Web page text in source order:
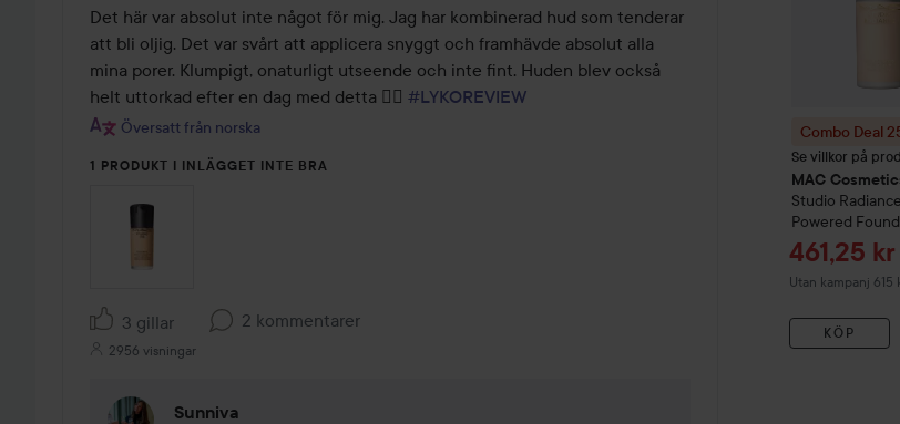
av
5
Det här var absolut inte något för mig. Jag har kombinerad hud som tenderar
att bli oljig. Det var svårt att applicera snyggt och framhävde absolut alla
mina porer. Klumpigt, onaturligt utseende och inte fint. Huden blev också
helt uttorkad efter en dag med detta 👎🏻 #LYKOREVIEW
Översatt från norska
1 PRODUKT I INLÄGGET INTE BRA
3 gillar 2 kommentarer
2956 visningar
Sunniva
Combo Deal
Se villkor på
MAC
Studio Radiance
Powered
Nw11
Reapris
461,25 kr
Utan kampanj 615
KÖP